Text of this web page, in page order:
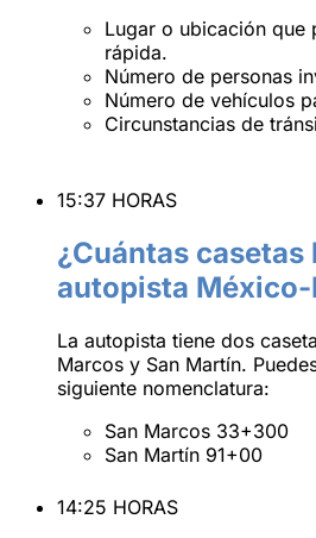
Lugar o ubicación que
rápida.
Número de personas
Número de vehículos
Circunstancias de
15:37 HORAS
¿Cuántas casetas
autopista México-
La autopista tiene dos
Marcos y San Martín.
siguiente nomenclatura:
San Marcos 33+300
San Martín 91+00
14:25 HORAS